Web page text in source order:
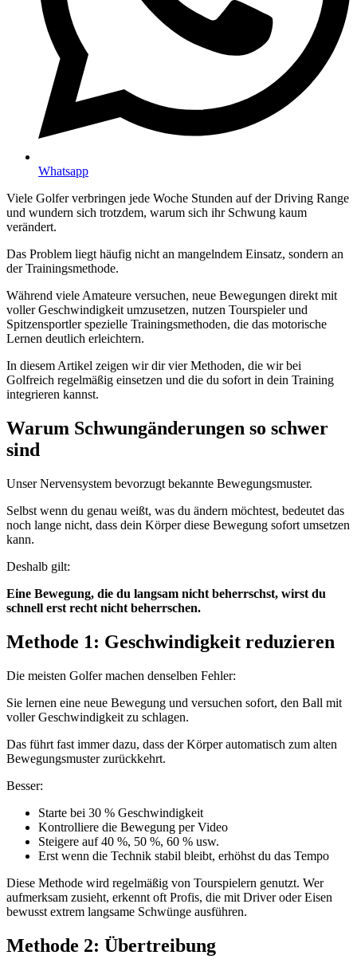
Whatsapp
Viele Golfer verbringen jede Woche Stunden auf der Driving Range
und wundern sich trotzdem, warum sich ihr Schwung kaum
verändert.
Das Problem liegt häufig nicht an mangelndem Einsatz, sondern an
der Trainingsmethode.
Während viele Amateure versuchen, neue Bewegungen direkt mit
voller Geschwindigkeit umzusetzen, nutzen Tourspieler und
Spitzensportler spezielle Trainingsmethoden, die das motorische
Lernen deutlich erleichtern.
In diesem Artikel zeigen wir dir vier Methoden, die wir bei
Golfreich regelmäßig einsetzen und die du sofort in dein Training
integrieren kannst.
Warum Schwungänderungen so schwer
sind
Unser Nervensystem bevorzugt bekannte Bewegungsmuster.
Selbst wenn du genau weißt, was du ändern möchtest, bedeutet das
noch lange nicht, dass dein Körper diese Bewegung sofort umsetzen
kann.
Deshalb gilt:
Eine Bewegung, die du langsam nicht beherrschst, wirst du
schnell erst recht nicht beherrschen.
Methode 1: Geschwindigkeit reduzieren
Die meisten Golfer machen denselben Fehler:
Sie lernen eine neue Bewegung und versuchen sofort, den Ball mit
voller Geschwindigkeit zu schlagen.
Das führt fast immer dazu, dass der Körper automatisch zum alten
Bewegungsmuster zurückkehrt.
Besser:
Starte bei 30 % Geschwindigkeit
Kontrolliere die Bewegung per Video
Steigere auf 40 %, 50 %, 60 % usw.
Erst wenn die Technik stabil bleibt, erhöhst du das Tempo
Diese Methode wird regelmäßig von Tourspielern genutzt. Wer
aufmerksam zusieht, erkennt oft Profis, die mit Driver oder Eisen
bewusst extrem langsame Schwünge ausführen.
Methode 2: Übertreibung